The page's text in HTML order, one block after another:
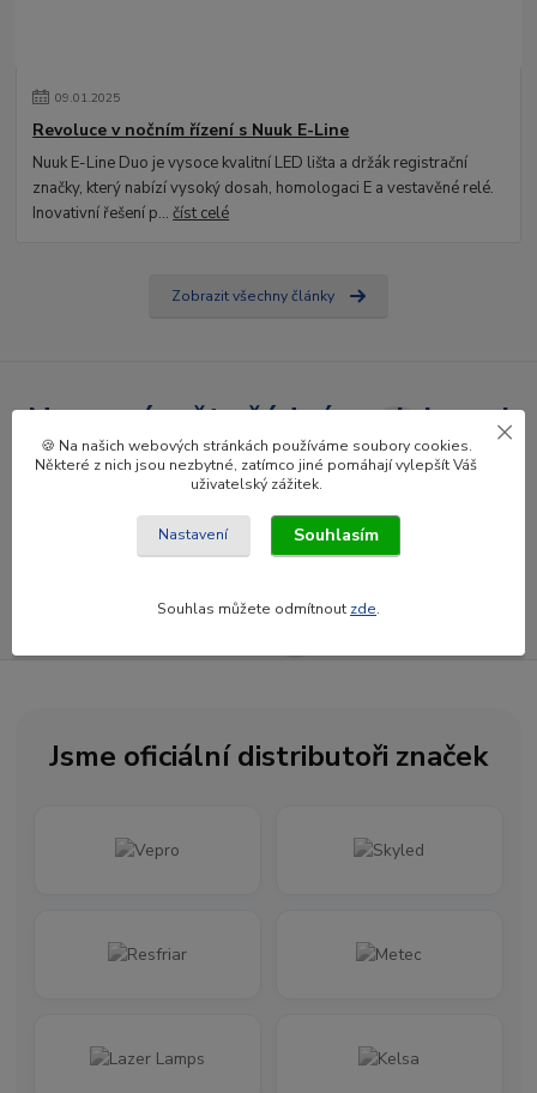
09.01.2025
Revoluce v nočním řízení s Nuuk E-Line
Nuuk E-Line Duo je vysoce kvalitní LED lišta a držák registrační
značky, který nabízí vysoký dosah, homologaci E a vestavěné relé.
Inovativní řešení p...číst celé
Zobrazit všechny články
Nepropásněte žádné novinky ani
slevy!
Přihlásit se
Newsletter posíláme maximálně jednou za měsíc
Jsme oficiální distributoři značek
🍪 Na našich webových stránkách používáme soubory cookies.
Některé z nich jsou nezbytné, zatímco jiné pomáhají vylepšít Váš
uživatelský zážitek.
Nastavení Souhlasím
Souhlas můžete odmítnout zde.